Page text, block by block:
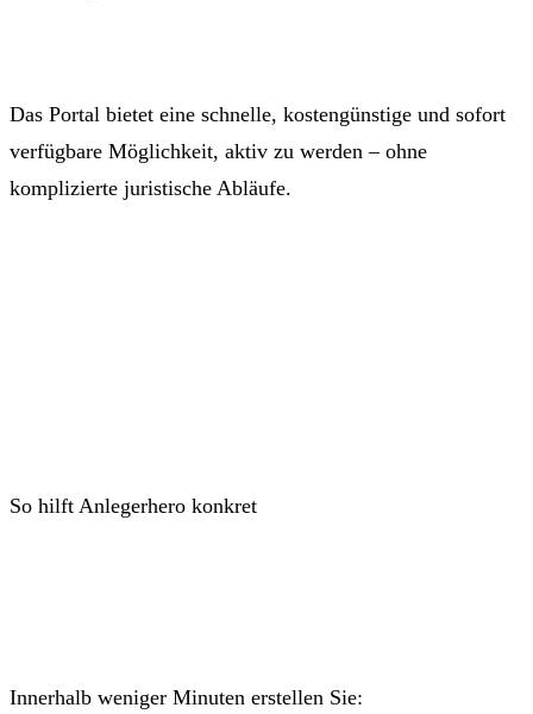
Das Portal bietet eine schnelle, kostengünstige und sofort
verfügbare Möglichkeit, aktiv zu werden – ohne
komplizierte juristische Abläufe.
So hilft Anlegerhero konkret
Innerhalb weniger Minuten erstellen Sie: